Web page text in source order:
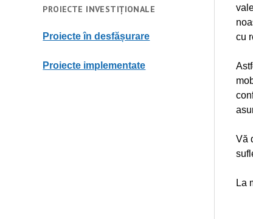
PROIECTE INVESTIȚIONALE
Proiecte în desfășurare
Proiecte implementate
cu
Vă
La